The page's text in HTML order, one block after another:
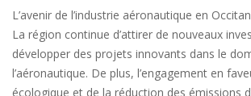
L’avenir de l’industrie aéronautique en
La région continue d’attirer de nouveaux
développer des projets innovants dans le
l’aéronautique. De plus, l’engagement en
écologique et de la réduction des émissions